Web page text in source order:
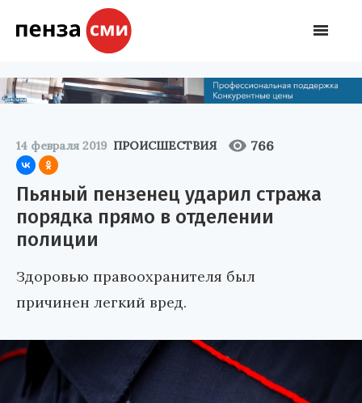
14 февраля 2019 ПРОИСШЕСТВИЯ 766
Пьяный пензенец ударил стража
порядка прямо в отделении
полиции
Здоровью правоохранителя был
причинен легкий вред.